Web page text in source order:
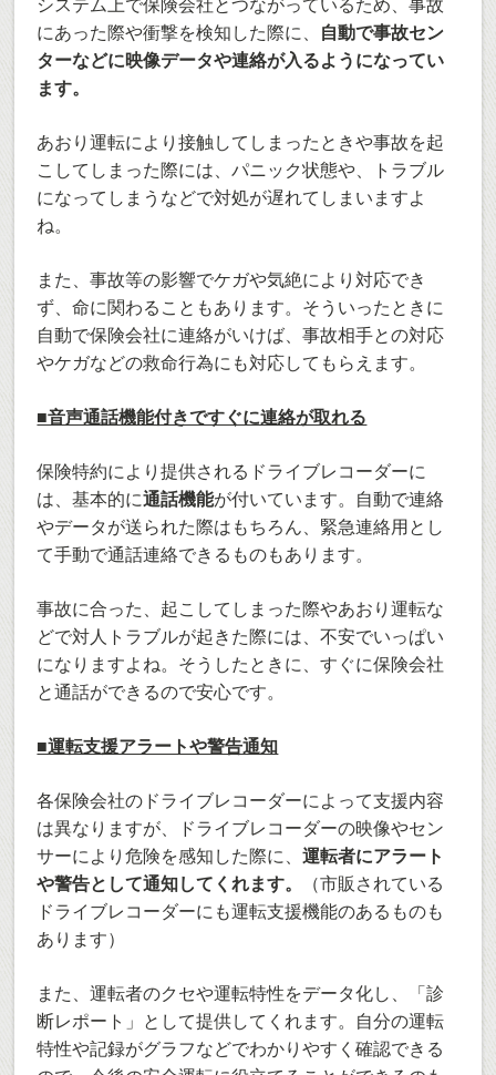
システム上で保険会社とつながっているため、事故
にあった際や衝撃を検知した際に、 自動で事故セン
ターなどに映像データや連絡が入るようになってい
ます。
あおり運転により接触してしまったときや事故を起
こしてしまった際には、パニック状態や、トラブル
になってしまうなどで対処が遅れてしまいますよ
ね。
また、事故等の影響でケガや気絶により対応でき
ず、命に関わることもあります。そういったときに
自動で保険会社に連絡がいけば、事故相手との対応
やケガなどの救命行為にも対応してもらえます。
■音声通話機能付きですぐに連絡が取れる
保険特約により提供されるドライブレコーダーに
は、基本的に通話機能が付いています。自動で連絡
やデータが送られた際はもちろん、緊急連絡用とし
て手動で通話連絡できるものもあります。
事故に合った、起こしてしまった際やあおり運転な
どで対人トラブルが起きた際には、不安でいっぱい
になりますよね。そうしたときに、すぐに保険会社
と通話ができるので安心です。
■運転支援アラートや警告通知
各保険会社のドライブレコーダーによって支援内容
は異なりますが、ドライブレコーダーの映像やセン
サーにより危険を感知した際に、運転者にアラート
や警告として通知してくれます。
（市販されている
ドライブレコーダーにも運転支援機能のあるものも
あります）
また、運転者のクセや運転特性をデータ化し、「診
断レポート」として提供してくれます。自分の運転
特性や記録がグラフなどでわかりやすく確認できる